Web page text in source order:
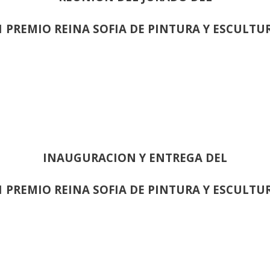
PREMIO REINA SOFIA DE PINTURA Y
INAUGURACION Y ENTREGA DEL
PREMIO REINA SOFIA DE PINTURA Y